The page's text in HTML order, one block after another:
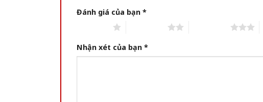
Đánh giá của bạn *
Nhận xét của bạn *